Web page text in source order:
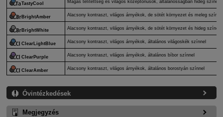
TastyCool Magas telítettség és világos középtónusok, általánosságban hideg
BrightAmber Alacsony kontraszt, világos árnyékok, de sötét környezet és meleg
BrightWhite Alacsony kontraszt, világos árnyékok, de sötét környezet és hideg színek.
ClearLightBlue Alacsony kontraszt, világos árnyékok, általános világoskék színnel
ClearPurple Alacsony kontraszt, világos árnyékok, általános bíbor színnel
ClearAmber Alacsony kontraszt, világos árnyékok, általános borostyán színnel
Óvintézkedések
Megjegyzés